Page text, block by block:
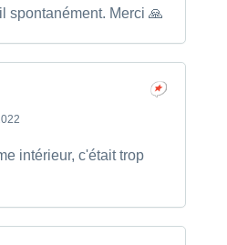
spontanément. Merci 🙏
intérieur, c'était trop